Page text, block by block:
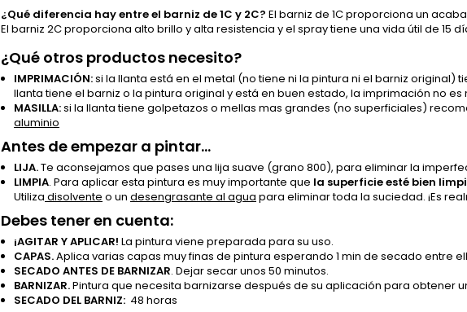
¿Qué diferencia hay entre el barniz de 1C y 2C? El barniz de 1C proporciona un
El barniz 2C proporciona alto brillo y alta resistencia y el spray tiene una vida útil de 15
¿Qué otros productos necesito?
IMPRIMACIÓN:si la llanta está en el metal (no tiene ni la pintura ni el barniz original)
llanta tiene el barniz o la pintura original y está en buen estado, la imprimación no es
MASILLA:si la llanta tiene golpetazos o mellas mas grandes (no superficiales)
aluminio
Antes de empezar a pintar...
LIJA.Te aconsejamos que pases una lija suave (grano 800), para eliminar la
LIMPIA. Para aplicar esta pintura es muy importante que la superficie esté bien
Utiliza disolvente o un desengrasante al agua para eliminar toda la suciedad. ¡Es
Debes tener en cuenta:
¡AGITAR Y APLICAR! La pintura viene preparada para su uso.
CAPAS.Aplica varias capas muy finas de pintura esperando 1 min de secado entre
SECADO ANTES DE BARNIZAR. Dejar secar unos 50 minutos.
BARNIZAR.Pintura que necesita barnizarse después de su aplicación para obtener
SECADO DEL BARNIZ: 48 horas